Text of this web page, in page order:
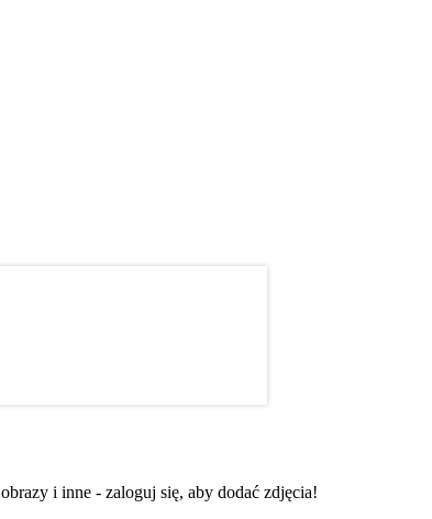
i inne - zaloguj się, aby dodać zdjęcia!